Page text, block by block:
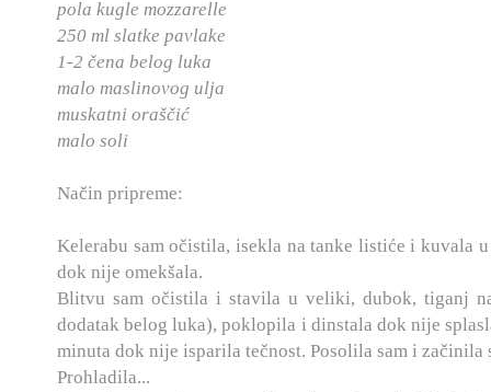
pola kugle mozzarelle
250 ml slatke pavlake
1-2 čena belog luka
malo maslinovog ulja
muskatni oraščić
malo soli
Način pripreme:
Kelerabu sam očistila, isekla na tanke listiće i kuvala
dok nije omekšala.
Blitvu sam očistila i stavila u veliki, dubok, tiganj
dodatak belog luka), poklopila i dinstala dok nije
minuta dok nije isparila tečnost. Posolila sam i začinila
Prohladila...